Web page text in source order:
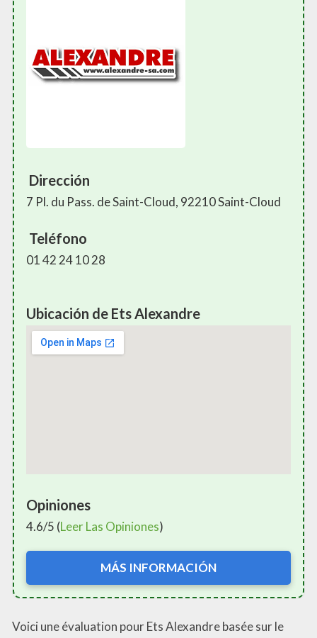
Dirección
7 Pl. du Pass. de Saint-Cloud, 92210 Saint-Cloud
Teléfono
01 42 24 10 28
Ubicación de Ets Alexandre
Opiniones
4.6/5 (Leer Las Opiniones)
MÁS INFORMACIÓN
Voici une évaluation pour Ets Alexandre basée sur le